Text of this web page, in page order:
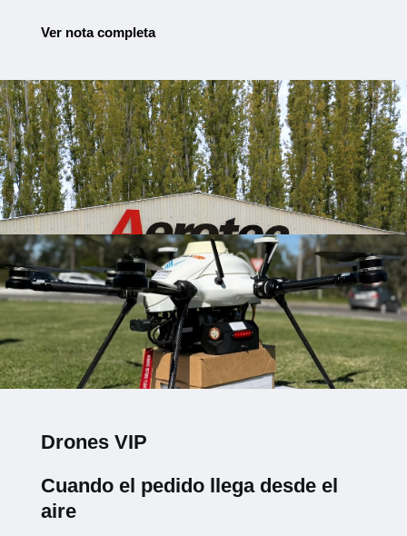
Ver nota completa
Drones VIP
Cuando el pedido llega desde el
aire